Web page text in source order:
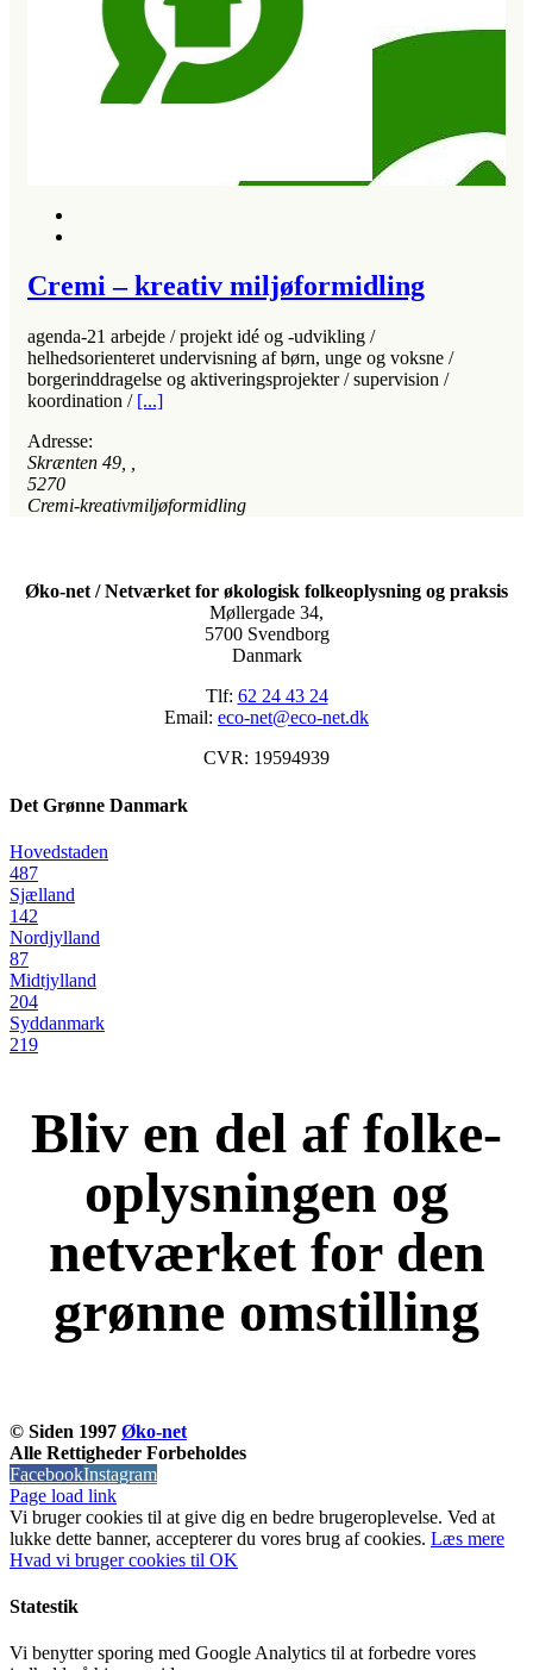
Cremi – kreativ miljøformidling
agenda-21 arbejde / projekt idé og -udvikling /
helhedsorienteret undervisning af børn, unge og voksne /
borgerinddragelse og aktiveringsprojekter / supervision /
koordination / [...]
Adresse:
Skrænten 49
5270
Cremi-kreativmiljøformidling
Øko-net / Netværket for økologisk folkeoplysning og praksis
Møllergade 34,
5700 Svendborg
Danmark
Tlf: 62 24 43 24
Email: eco-net@eco-net.dk
CVR: 19594939
Det Grønne Danmark
Hovedstaden
487
Sjælland
142
Nordjylland
87
Midtjylland
204
Syddanmark
219
Bliv en del af folke-
oplysningen og
netværket for den
grønne omstilling
© Siden 1997 Øko-net
Alle Rettigheder Forbeholdes
FacebookInstagram
Page load link
Vi bruger cookies til at give dig en bedre brugeroplevelse. Ved at
lukke dette banner, accepterer du vores brug af ​​cookies. Læs mere
Hvad vi bruger cookies til OK
Statestik
Vi benytter sporing med Google Analytics til at forbedre vores